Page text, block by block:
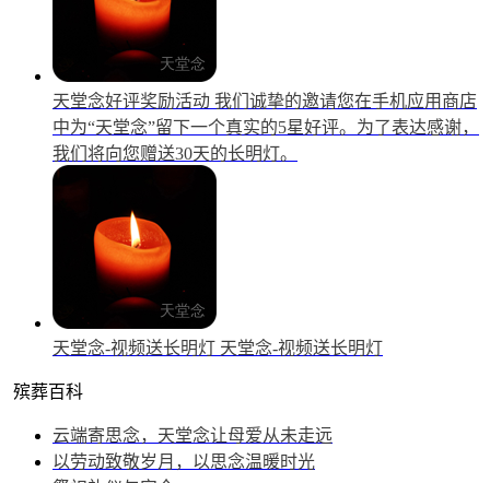
天堂念好评奖励活动 我们诚挚的邀请您在手机应用商店
中为“天堂念”留下一个真实的5星好评。为了表达感谢，
我们将向您赠送30天的长明灯。
天堂念-视频送长明灯 天堂念-视频送长明灯
殡葬百科
云端寄思念，天堂念让母爱从未走远
以劳动致敬岁月，以思念温暖时光